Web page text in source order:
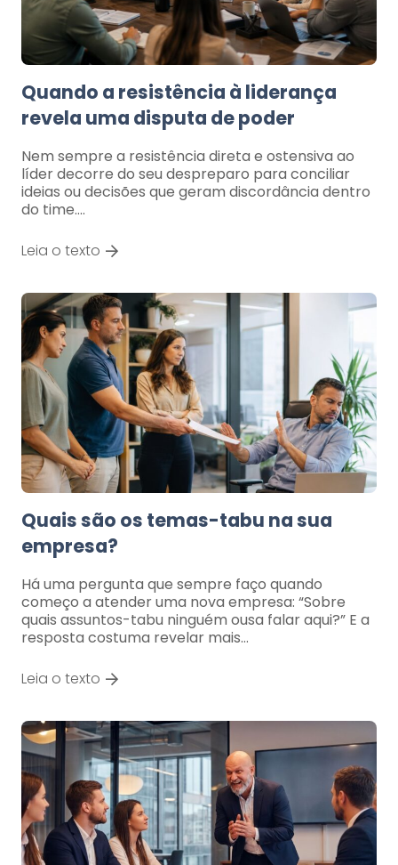
Quando a resistência à liderança
revela uma disputa de poder
Nem sempre a resistência direta e ostensiva ao
líder decorre do seu despreparo para conciliar
ideias ou decisões que geram discordância dentro
do time.…
Leia o texto
Quais são os temas-tabu na sua
empresa?
Há uma pergunta que sempre faço quando
começo a atender uma nova empresa: “Sobre
quais assuntos-tabu ninguém ousa falar aqui?” E a
resposta costuma revelar mais…
Leia o texto